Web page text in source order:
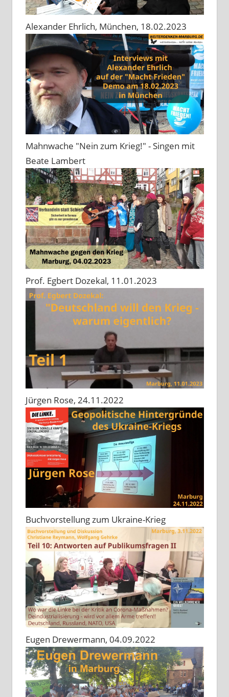
Alexander Ehrlich, München, 18.02.2023
Mahnwache "Nein zum Krieg!" - Singen mit
Beate Lambert
Prof. Egbert Dozekal, 11.01.2023
Jürgen Rose, 24.11.2022
Buchvorstellung zum Ukraine-Krieg
Eugen Drewermann, 04.09.2022